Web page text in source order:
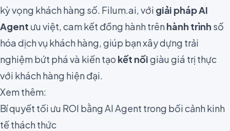
kỳ vọng khách hàng số. Filum.ai, với giải pháp AI
Agent ưu việt, cam kết đồng hành trênhành trình số
hóa dịch vụ khách hàng, giúp bạn xây dựng trải
nghiệm bứt phá và kiến tạo kết nốigiàu giá trị thực
với khách hàng hiện đại.
Xem thêm:
Bí quyết tối ưu ROI bằng AI Agent trong bối cảnh kinh
tế thách thức